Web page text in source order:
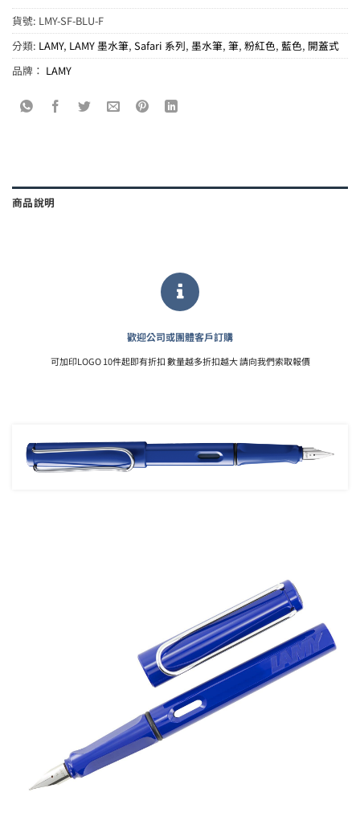
貨號: LMY-SF-BLU-F
分類: LAMY, LAMY 墨水筆, Safari 系列, 墨水筆, 筆, 粉紅色, 藍色, 開蓋式
品牌： LAMY
商品說明
歡迎公司或團體客戶訂購
可加印LOGO 10件起即有折扣 數量越多折扣越大 請向我們索取報價